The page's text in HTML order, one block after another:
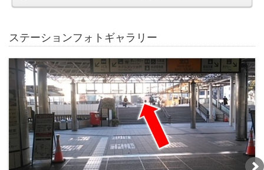
ステーションフォトギャラリー